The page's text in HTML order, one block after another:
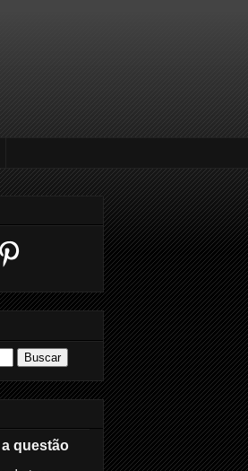
questão